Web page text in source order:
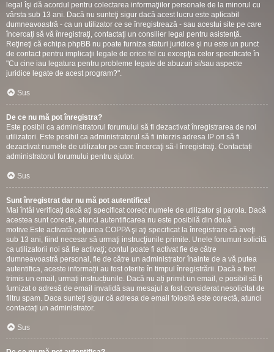
legal îşi dă acordul pentru colectarea informaţiilor personale de la minorul cu
vârsta sub 13 ani. Dacă nu sunteţi sigur dacă acest lucru este aplicabil
dumneavoastră - ca un utilizator ce se înregistrează - sau acestui site pe care
încercaţi să vă înregistraţi, contactaţi un consilier legal pentru asistenţă.
Reţineţi că echipa phpBB nu poate furniza sfaturi juridice şi nu este un punct
de contact pentru implicaţii legale de orice fel cu excepţia celor specificate în
"Cu cine iau legatura pentru probleme legate de abuzuri si/sau aspecte
juridice legate de acest program?".
Sus
De ce nu mă pot înregistra?
Este posibil ca administratorul forumului să fi dezactivat înregistrarea de noi
utilizatori. Este posibil ca administratorul să fi interzis adresa IP ori să fi
dezactivat numele de utilizator pe care încercaţi să-l înregistraţi. Contactați
administratorul forumului pentru ajutor.
Sus
Sunt înregistrat dar nu mă pot autentifica!
Mai întâi verificaţi dacă aţi specificat corect numele de utilizator şi parola. Dacă
acestea sunt corecte, atunci autentificarea nu este posibilă din două
motive.Este activată opţiunea COPPA şi aţi specificat la înregistrare că aveţi
sub 13 ani, fiind necesar să urmaţi instrucţiunile primite. Unele forumuri solicită
ca utilizatorii noi să fie activaţi; contul poate fi activat fie de către
dumneavoastră personal, fie de către un administrator înainte de a vă putea
autentifica, aceste informații au fost oferite în timpul înregistrării. Dacă a fost
trimis un email, urmați instrucțiunile. Dacă nu ați primit un email, e posibil să fi
furnizat o adresă de email invalidă sau mesajul a fost considerat nesolicitat de
filtru spam. Daca sunteţi sigur că adresa de email folosită este corectă, atunci
contactaţi un administrator.
Sus